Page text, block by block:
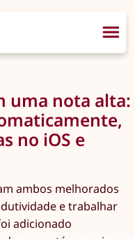
uma nota alta:
no iOS e
ambos melhorados
e trabalhar
adicionado